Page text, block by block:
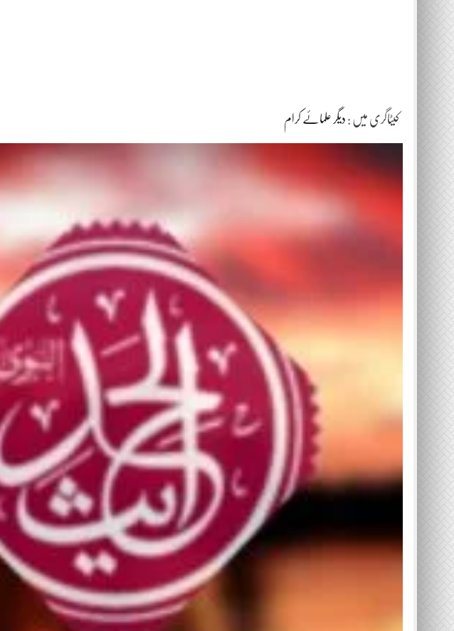
کیٹاگری میں : دیگر علمائے کرام